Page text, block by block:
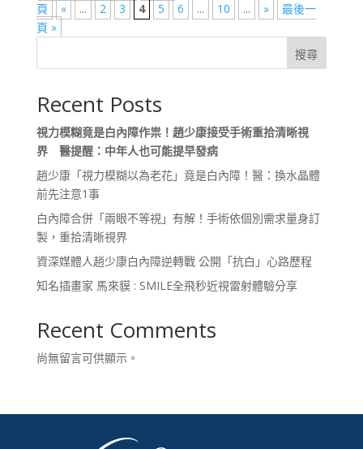
頁
« ... 2 3 4 5 6 ... 10 ... »
最後一
頁 »
搜尋
Recent Posts
視力模糊竟是白內障作祟！趙少康接受手術重拾清晰視
界 醫提醒：中年人也可能提早發病
趙少康「視力模糊以為老花」竟是白內障！醫：換水晶體
前先注意1事
白內障合併「兩眼不等視」有解！手術依個別需求量身訂
製，重拾清晰視界
資深媒體人趙少康白內障逆轉戰 公開「抗白」心路歷程
知名插畫家 馬來貘 : SMILE全飛秒近視雷射體驗分享
Recent Comments
尚無留言可供顯示。